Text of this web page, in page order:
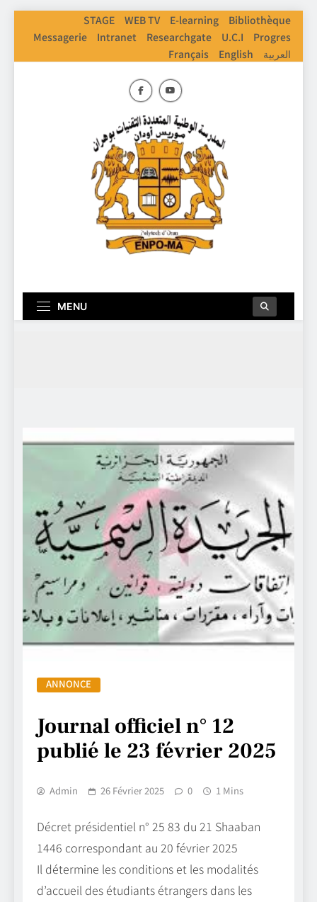
STAGE WEB TV E-learning
Bibliothèque
Messagerie
Intranet Researchgate U.C.I
Progres
Français
English العربية
MENU
ANNONCE
Journal officiel n° 12
publié le 23 février 2025
Admin 26 Février 2025 0 1 Mins
Décret présidentiel n° 25 83 du 21 Shaaban
1446 correspondant au 20 février 2025
Il détermine les conditions et les modalités
d’accueil des étudiants étrangers dans les